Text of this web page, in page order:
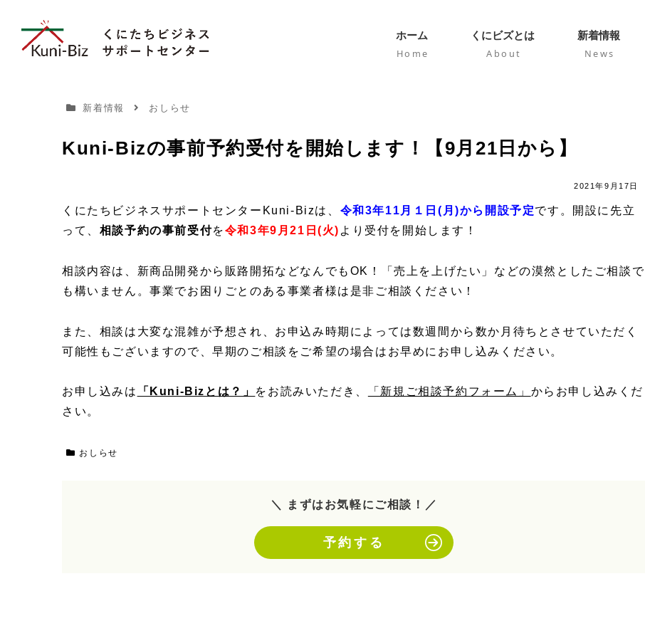
ホーム
Home
くにビズとは
About
新着情報
News
新着情報 おしらせ
Kuni-Bizの事前予約受付を開始します！【9月21日から】
2021年9月17日
くにたちビジネスサポートセンターKuni-Bizは、 令和3年11月１日(月)から開設予定です。開設に先立
って、 相談予約の事前受付を令和3年9月21日(火) より受付を開始します！
相談内容は、新商品開発から販路開拓などなんでもOK！「売上を上げたい」などの漠然としたご相談で
も構いません。事業でお困りごとのある事業者様は是非ご相談ください！
また、相談は大変な混雑が予想され、お申込み時期によっては数週間から数か月待ちとさせていただく
可能性もございますので、早期のご相談をご希望の場合はお早めにお申し込みください。
お申し込みは 「Kuni-Bizとは？」 をお読みいただき、 「新規ご相談予約フォーム」 からお申し込みくだ
さい。
おしらせ
＼ まずはお気軽にご相談！／
予約する